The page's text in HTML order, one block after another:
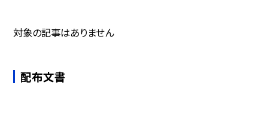
対象の記事はありません
配布文書